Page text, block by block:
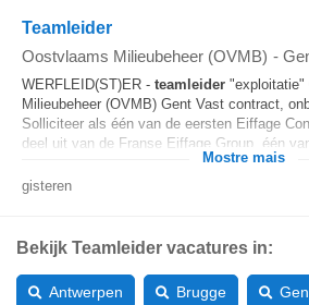
Teamleider
Oostvlaams Milieubeheer (OVMB) -
WERFLEID(ST)ER - teamleider "exploitatie"
Milieubeheer (OVMB) Gent Vast contract,
Solliciteer als één van de eersten Eiffage
deel uit van de Franse Eiffage Group, één
Mostre mais
gisteren
Bekijk Teamleider vacatures in:
Antwerpen Brugge